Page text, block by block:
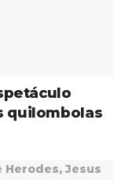
quilombolas